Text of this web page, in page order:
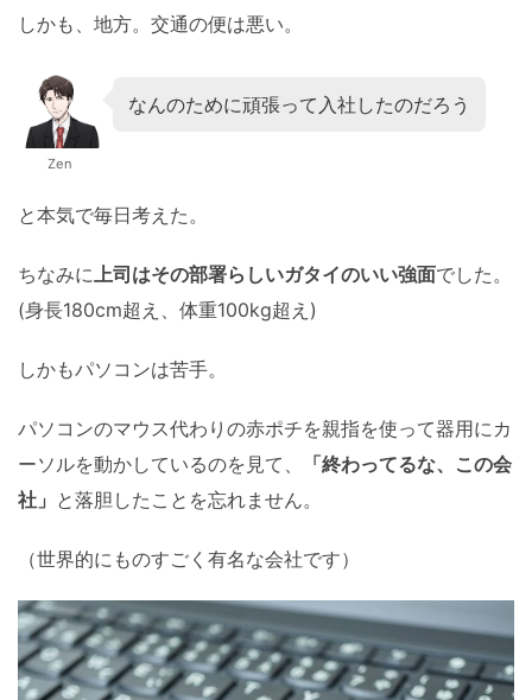
しかも、地方。交通の便は悪い。
Zen
なんのために頑張って入社したのだろう
と本気で毎日考えた。
ちなみに上司はその部署らしいガタイのいい強面でした。
(身長180cm超え、体重100kg超え)
しかもパソコンは苦手。
パソコンのマウス代わりの赤ポチを親指を使って器用にカ
ーソルを動かしているのを見て、
「終わってるな、この会
社」 と落胆したことを忘れません。
（世界的にものすごく有名な会社です）